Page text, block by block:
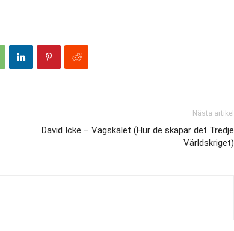
Nästa artikel
David Icke – Vägskälet (Hur de skapar det Tredje
Världskriget)